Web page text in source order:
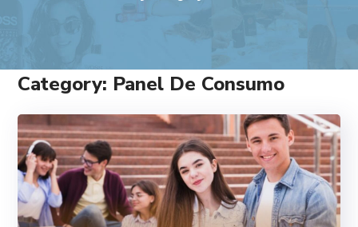
Category: Panel De Consumo